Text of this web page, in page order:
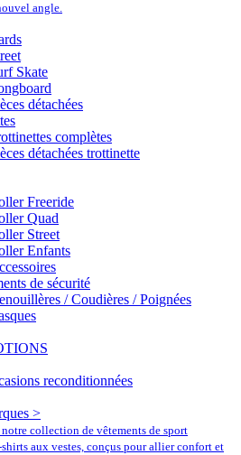
angle.
Skate
détachées
complètes
détachées trottinette
Freeride
Quad
Street
Enfants
de sécurité
/ Coudières / Poignées
reconditionnées
>
collection de vêtements de sport
aux vestes, conçus pour allier confort et